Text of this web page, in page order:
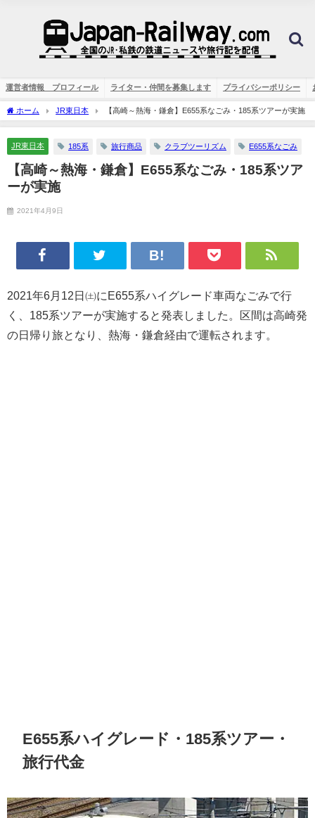
運営者情報 プロフィール ライター・仲間を募集します プライバシーポリシー
ホーム JR東日本 【高崎～熱海・鎌倉】E655系なごみ・185系ツアーが実施
JR東日本 185系 旅行商品 クラブツーリズム E655系なごみ
【高崎～熱海・鎌倉】E655系なごみ・185系ツア
ーが実施
2021年4月9日
2021年6月12日㈯にE655系ハイグレード車両なごみで行
く、185系ツアーが実施すると発表しました。区間は高崎発
の日帰り旅となり、熱海・鎌倉経由で運転されます。
E655系ハイグレード・185系ツアー・
旅行代金